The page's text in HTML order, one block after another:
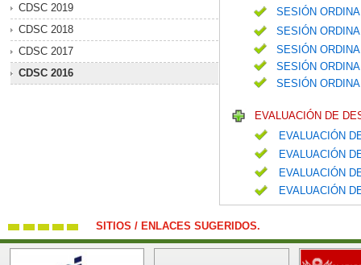
CDSC 2019
CDSC 2018
CDSC 2017
CDSC 2016
SESIÓN
SESIÓN
SESIÓN
SESIÓN
SESIÓN
EVALUACIÓN DE
EVALUACIÓN
EVALUACIÓN
EVALUACIÓN
EVALUACIÓN
SITIOS / ENLACES SUGERIDOS.